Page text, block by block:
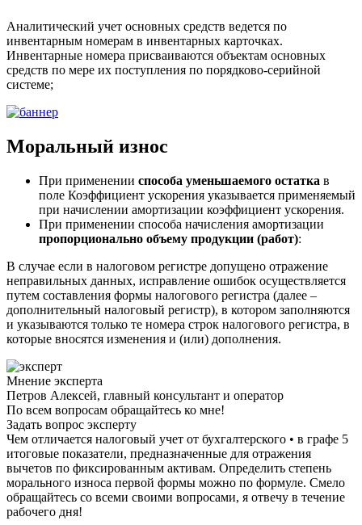
Аналитический учет основных средств ведется по
инвентарным номерам в инвентарных карточках.
Инвентарные номера присваиваются объектам основных
средств по мере их поступления по порядково-серийной
системе;
Моральный износ
При применении способа уменьшаемого остатка в
поле Коэффициент ускорения указывается применяемый
при начислении амортизации коэффициент ускорения.
При применении способа начисления амортизации
пропорционально объему продукции (работ):
В случае если в налоговом регистре допущено отражение
неправильных данных, исправление ошибок осуществляется
путем составления формы налогового регистра (далее –
дополнительный налоговый регистр), в котором заполняются
и указываются только те номера строк налогового регистра, в
которые вносятся изменения и (или) дополнения.
Мнение эксперта
Петров Алексей, главный консультант и оператор
По всем вопросам обращайтесь ко мне!
Задать вопрос эксперту
Чем отличается налоговый учет от бухгалтерского • в графе 5
итоговые показатели, предназначенные для отражения
вычетов по фиксированным активам. Определить степень
морального износа первой формы можно по формуле. Смело
обращайтесь со всеми своими вопросами, я отвечу в течение
рабочего дня!